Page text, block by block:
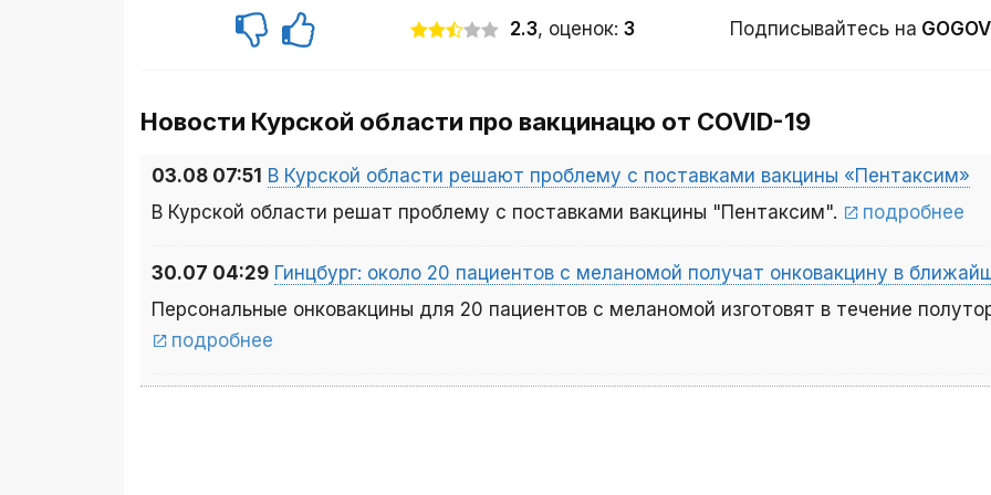
Ставропольский
1 807 860 64.7 1 334 213
Дагестан 1 783 514 56.9 1 743 718
Самарская обл. 1 761 000 55.8 1 738 000
Воронежская обл. 1 720 000 74.6 1 585 000
Алтайский край 1 600 000 69.7 1 321 560
Иркутская обл. 1 450 000 61.1 1 340 000
2.3, оценок:3 Подписывайтесь на GOGOV
Новости Курской области про вакцинацю от COVID-19
03.08 07:51 В Курской области решают проблему с поставками вакцины «Пентаксим»
В Курской области решат проблему с поставками вакцины "Пентаксим".
подробнее
30.07 04:29 Гинцбург: около 20 пациентов с меланомой получат онковакцину в
Персональные онковакцины для 20 пациентов с меланомой изготовят в течение
подробнее